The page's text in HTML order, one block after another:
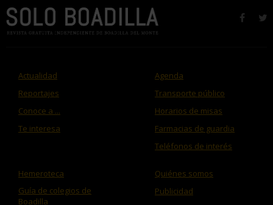
Actualidad
Reportajes
Conoce a ...
Te interesa
Agenda
Transporte público
Horarios de misas
Farmacias de guardia
Teléfonos de interés
Hemeroteca
Guía de colegios de
Boadilla
Quiénes somos
Publicidad